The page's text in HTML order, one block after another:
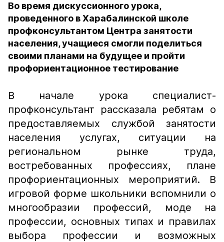
Во время дискуссионного урока,
проведенного в Харабалинской школе
профконсультантом Центра занятости
населения, учащиеся смогли поделиться
своими планами на будущее и пройти
профориентационное тестирование
В начале урока специалист-
профконсультант рассказала ребятам о
предоставляемых службой занятости
населения услугах, ситуации на
региональном рынке труда,
востребованных профессиях, плане
профориентационных мероприятий. В
игровой форме школьники вспомнили о
многообразии профессий, моде на
профессии, основных типах и правилах
выбора профессии и возможных